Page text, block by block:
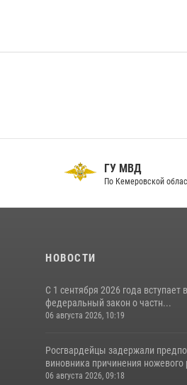
ГУ МВД
По Кемеровской области -
НОВОСТИ
С 1 сентября 2026 года вступает
федеральный закон о частн...
06 августа 2026, 10:19
Росгвардейцы задержали
виновника причинения ножевого
06 августа 2026, 09:18